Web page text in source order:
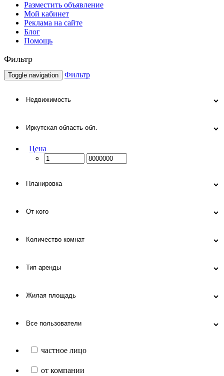
Разместить объявление
Мой кабинет
Реклама на сайте
Блог
Помощь
Фильтр
Toggle navigation Фильтр
Цена
частное лицо
от компании